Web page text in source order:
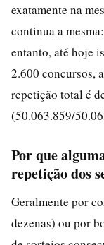
exatamente na
continua a
entanto, até hoje
2.600 concursos,
repetição total é
(50.063.859/
Por que
repetição dos
Geralmente por
dezenas) ou por